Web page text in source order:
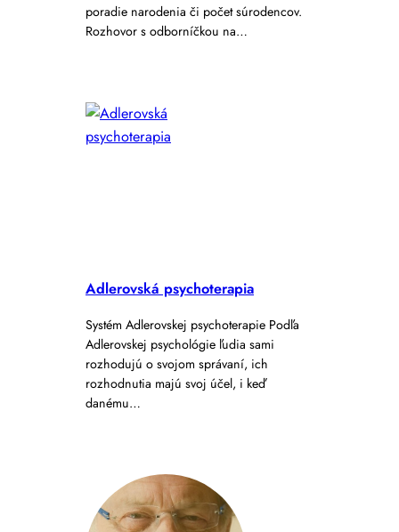
poradie narodenia či počet súrodencov.
Rozhovor s odborníčkou na…
Adlerovská psychoterapia
Systém Adlerovskej psychoterapie Podľa
Adlerovskej psychológie ľudia sami
rozhodujú o svojom správaní, ich
rozhodnutia majú svoj účel, i keď
danému…